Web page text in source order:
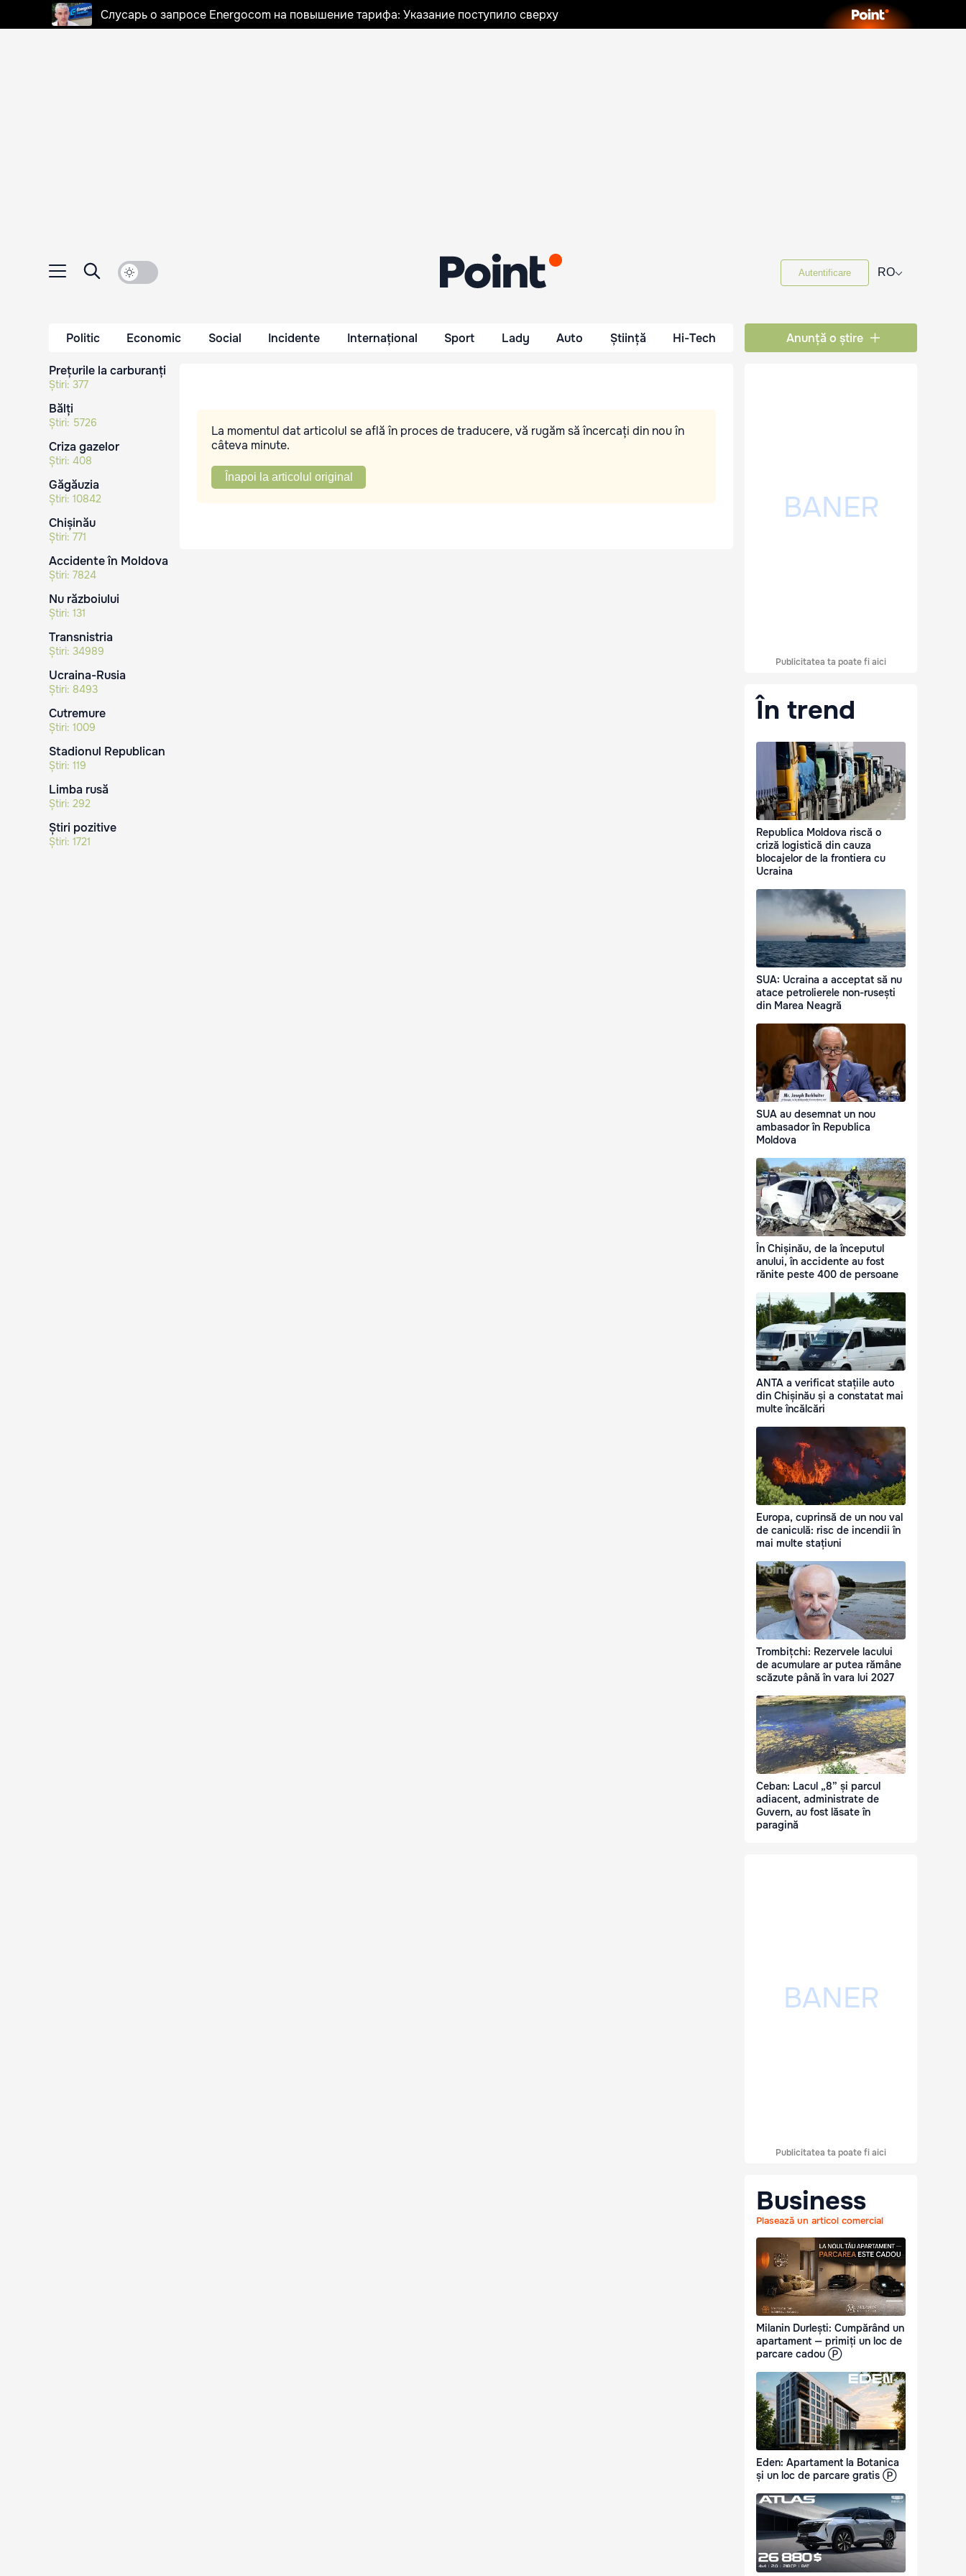
Слусарь о запросе Energocom на повышение тарифа: Указание поступило сверху
Autentificare RO⌵
Politic Economic Social Incidente Internațional Sport Lady Auto Știință Hi-Tech Anunță o știre
Prețurile la carburanți
Știri: 377
Bălți
Știri: 5726
Criza gazelor
Știri: 408
Găgăuzia
Știri: 10842
Chișinău
Știri: 771
Accidente în Moldova
Știri: 7824
Nu războiului
Știri: 131
Transnistria
Știri: 34989
Ucraina-Rusia
Știri: 8493
Cutremure
Știri: 1009
Stadionul Republican
Știri: 119
Limba rusă
Știri: 292
Știri pozitive
Știri: 1721
La momentul dat articolul se află în proces de traducere, vă rugăm să încercați din nou în
câteva minute.
Înapoi la articolul original
Publicitatea ta poate fi aici
În trend
Republica Moldova riscă o
criză logistică din cauza
blocajelor de la frontiera cu
Ucraina
SUA: Ucraina a acceptat să nu
atace petrolierele non-rusești
din Marea Neagră
SUA au desemnat un nou
ambasador în Republica
Moldova
În Chișinău, de la începutul
anului, în accidente au fost
rănite peste 400 de persoane
ANTA a verificat stațiile auto
din Chișinău și a constatat mai
multe încălcări
Europa, cuprinsă de un nou val
de caniculă: risc de incendii în
mai multe stațiuni
Trombițchi: Rezervele lacului
de acumulare ar putea rămâne
scăzute până în vara lui 2027
Ceban: Lacul „8” și parcul
adiacent, administrate de
Guvern, au fost lăsate în
paragină
Publicitatea ta poate fi aici
Business
Plasează un articol comercial
Milanin Durlești: Cumpărând un
apartament — primiți un loc de
parcare cadou Ⓟ
Eden: Apartament la Botanica
și un loc de parcare gratis Ⓟ